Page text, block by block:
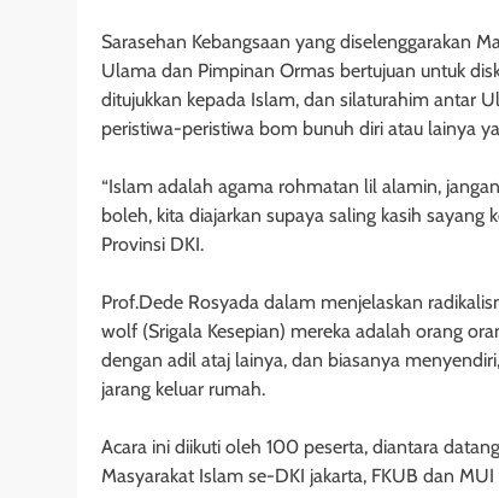
Sarasehan Kebangsaan yang diselenggarakan
Ulama dan Pimpinan Ormas bertujuan untuk
ditujukkan kepada Islam, dan silaturahim antar
peristiwa-peristiwa bom bunuh diri atau lainya
“Islam adalah agama rohmatan lil alamin,
boleh, kita diajarkan supaya saling kasih sayang
Provinsi DKI.
Prof.Dede Rosyada dalam menjelaskan
wolf (Srigala Kesepian) mereka adalah orang
dengan adil ataj lainya, dan biasanya
jarang keluar rumah.
Acara ini diikuti oleh 100 peserta, diantara
Masyarakat Islam se-DKI jakarta, FKUB dan